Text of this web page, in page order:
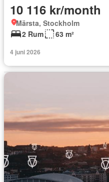
10 116 kr/month
Märsta, Stockholm
2 Rum
63 m²
4 juni 2026